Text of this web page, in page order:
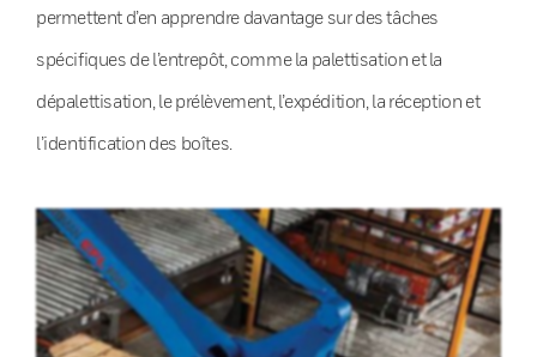
permettent d’en apprendre davantage sur des tâches
spécifiques de l’entrepôt, comme la palettisation et la
dépalettisation, le prélèvement, l’expédition, la réception et
l’identification des boîtes.